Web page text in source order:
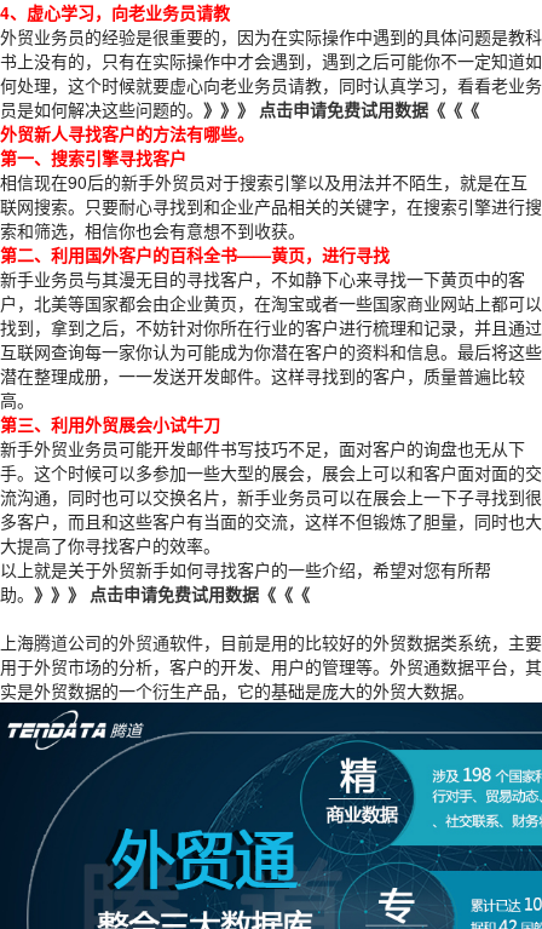
4、虚心学习，向老业务员请教
外贸业务员的经验是很重要的，因为在实际操作中遇到的具体问题是教科
书上没有的，只有在实际操作中才会遇到，遇到之后可能你不一定知道如
何处理，这个时候就要虚心向老业务员请教，同时认真学习，看看老业务
员是如何解决这些问题的。 》》》 点击申请免费试用数据《《《
外贸新人寻找客户的方法有哪些。
第一、搜索引擎寻找客户
相信现在90后的新手外贸员对于搜索引擎以及用法并不陌生，就是在互
联网搜索。只要耐心寻找到和企业产品相关的关键字，在搜索引擎进行搜
索和筛选，相信你也会有意想不到收获。
第二、利用国外客户的百科全书——黄页，进行寻找
新手业务员与其漫无目的寻找客户，不如静下心来寻找一下黄页中的客
户，北美等国家都会由企业黄页，在淘宝或者一些国家商业网站上都可以
找到，拿到之后，不妨针对你所在行业的客户进行梳理和记录，并且通过
互联网查询每一家你认为可能成为你潜在客户的资料和信息。最后将这些
潜在整理成册，一一发送开发邮件。这样寻找到的客户，质量普遍比较
高。
第三、利用外贸展会小试牛刀
新手外贸业务员可能开发邮件书写技巧不足，面对客户的询盘也无从下
手。这个时候可以多参加一些大型的展会，展会上可以和客户面对面的交
流沟通，同时也可以交换名片，新手业务员可以在展会上一下子寻找到很
多客户，而且和这些客户有当面的交流，这样不但锻炼了胆量，同时也大
大提高了你寻找客户的效率。
以上就是关于外贸新手如何寻找客户的一些介绍，希望对您有所帮
助。 》》》 点击申请免费试用数据《《《
上海腾道公司的外贸通软件，目前是用的比较好的外贸数据类系统，主要
用于外贸市场的分析，客户的开发、用户的管理等。外贸通数据平台，其
实是外贸数据的一个衍生产品，它的基础是庞大的外贸大数据。